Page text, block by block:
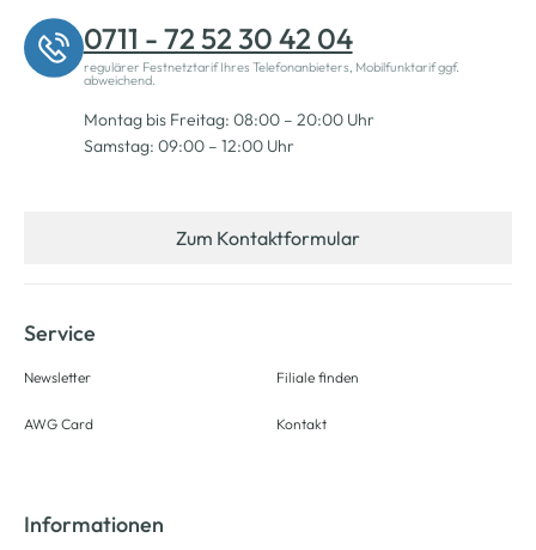
0711 - 72 52 30 42 04
regulärer Festnetztarif Ihres Telefonanbieters, Mobilfunktarif ggf.
abweichend.
Montag bis Freitag: 08:00 – 20:00 Uhr
Samstag: 09:00 – 12:00 Uhr
Zum Kontaktformular
Service
Newsletter
AWG Card
Filiale finden
Kontakt
Informationen